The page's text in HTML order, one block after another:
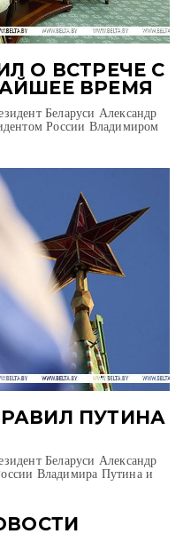
О ВСТРЕЧЕ С
ВРЕМЯ
Беларуси Александр
России Владимиром
ПУТИНА
Беларуси Александр
Владимира Путина и